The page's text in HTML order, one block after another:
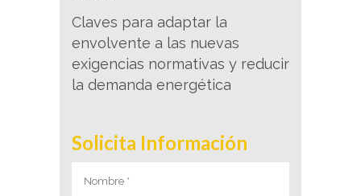
Claves para adaptar la
envolvente a las nuevas
exigencias normativas y reducir
la demanda energética
Solicita Información